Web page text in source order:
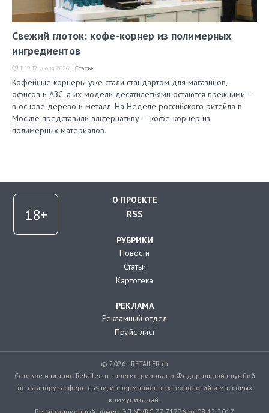
Свежий глоток: кофе-корнер из полимерных
ингредиентов
11:19, 17 июля 2026 Статьи
Кофейные корнеры уже стали стандартом для магазинов,
офисов и АЗС, а их модели десятилетиями остаются прежними —
в основе дерево и металл. На Неделе российского ритейла в
Москве представили альтернативу — кофе-корнер из
полимерных материалов.
О ПРОЕКТЕ
RSS
РУБРИКИ
Новости
Статьи
Картотека
РЕКЛАМА
Рекламный отдел
Прайс-лист
© 2026 - RETAILER.ru
Сетевое издание Retailer.ru зарегистрировано Федеральной службой
по надзору в сфере связи, информационных технологий и массовых
коммуникаций.